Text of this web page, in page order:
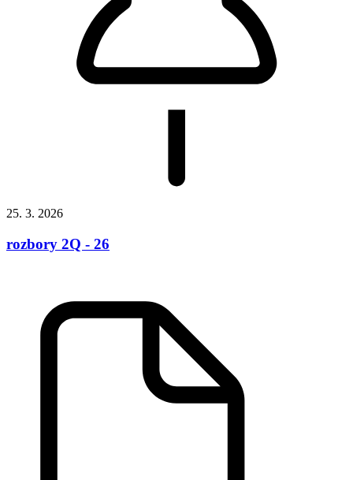
25. 3. 2026
rozbory 2Q - 26